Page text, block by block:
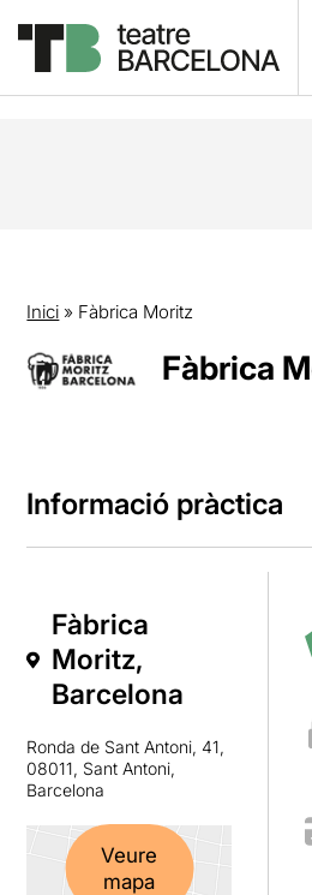
Inici » Fàbrica Moritz
Fàbrica
Informació pràctica
Fàbrica
Moritz,
Barcelona
Ronda de Sant Antoni, 41,
08011, Sant Antoni,
Barcelona
Veure
mapa